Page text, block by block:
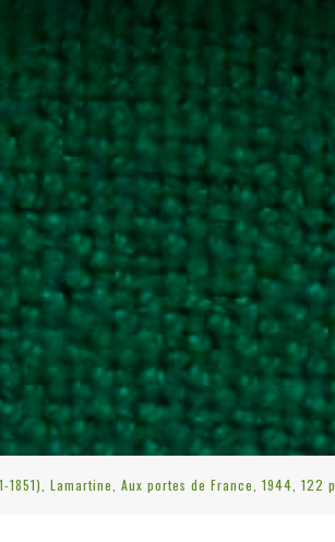
1851), Lamartine, Aux portes de France, 1944, 122 p.